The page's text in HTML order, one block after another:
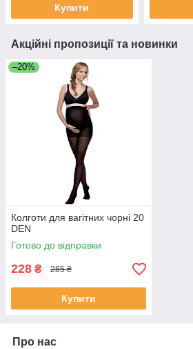
Купити
Акційні пропозиції та новинки
–20%
Колготи для вагітних чорні 20
DEN
Готово до відправки
228 ₴ 285 ₴
Купити
Про нас